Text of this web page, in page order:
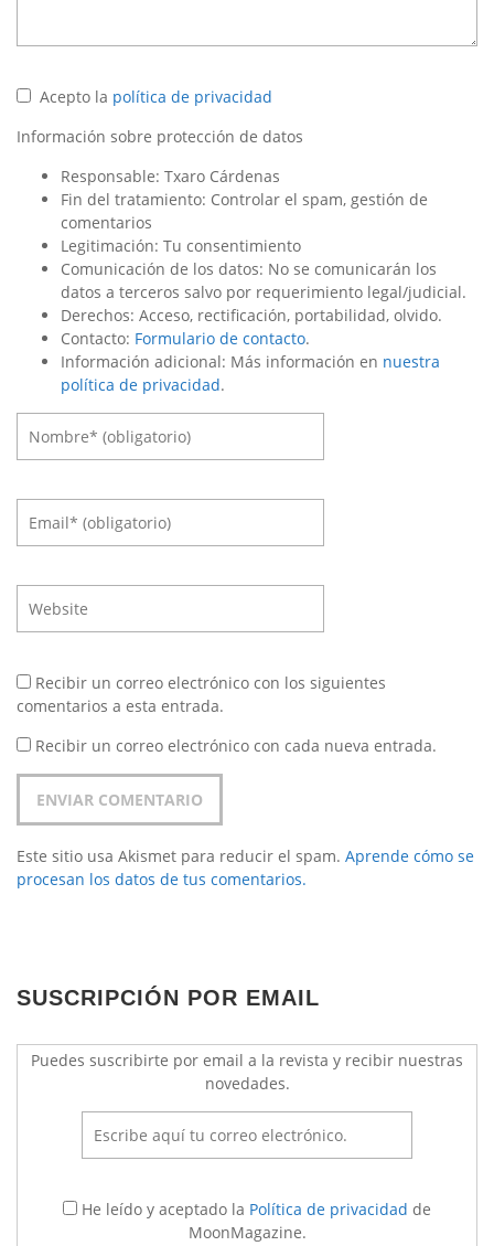
Acepto la política de privacidad
Información sobre protección de datos
Responsable: Txaro Cárdenas
Fin del tratamiento: Controlar el spam, gestión de
comentarios
Legitimación: Tu consentimiento
Comunicación de los datos: No se comunicarán los
datos a terceros salvo por requerimiento legal/judicial.
Derechos: Acceso, rectificación, portabilidad, olvido.
Contacto: Formulario de contacto.
Información adicional: Más información en nuestra
política de privacidad.
Recibir un correo electrónico con los siguientes
comentarios a esta entrada.
Recibir un correo electrónico con cada nueva entrada.
Este sitio usa Akismet para reducir el spam. Aprende cómo se
procesan los datos de tus comentarios.
SUSCRIPCIÓN POR EMAIL
Puedes suscribirte por email a la revista y recibir nuestras
novedades.
He leído y aceptado la Política de privacidad de
MoonMagazine.